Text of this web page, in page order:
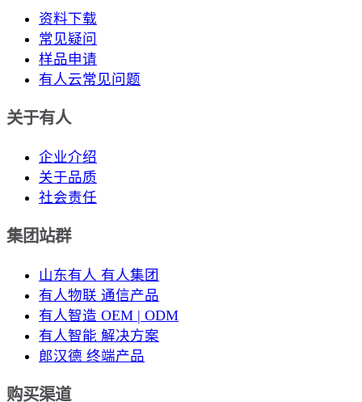
资料下载
常见疑问
样品申请
有人云常见问题
关于有人
企业介绍
关于品质
社会责任
集团站群
山东有人 有人集团
有人物联 通信产品
有人智造 OEM | ODM
有人智能 解决方案
郎汉德 终端产品
购买渠道